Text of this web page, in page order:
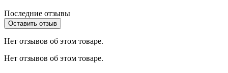
Последние отзывы
Оставить отзыв
Нет отзывов об этом товаре.
Нет отзывов об этом товаре.